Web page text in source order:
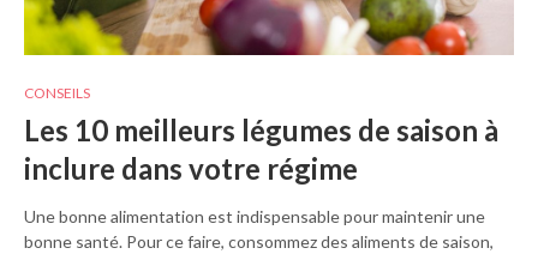
CONSEILS
Les 10 meilleurs légumes de saison à
inclure dans votre régime
Une bonne alimentation est indispensable pour maintenir une
bonne santé. Pour ce faire, consommez des aliments de saison,